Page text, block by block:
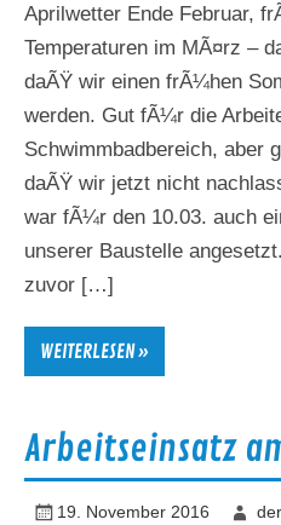
Aprilwetter Ende Februar,
Temperaturen im MÃ¤rz –
daÃŸ wir einen frÃ¼hen
werden. Gut fÃ¼r die
Schwimmbadbereich, aber
daÃŸ wir jetzt nicht
war fÃ¼r den 10.03. auch
unserer Baustelle
zuvor […]
WEITERLESEN »
Arbeitseinsatz
19. November 2016